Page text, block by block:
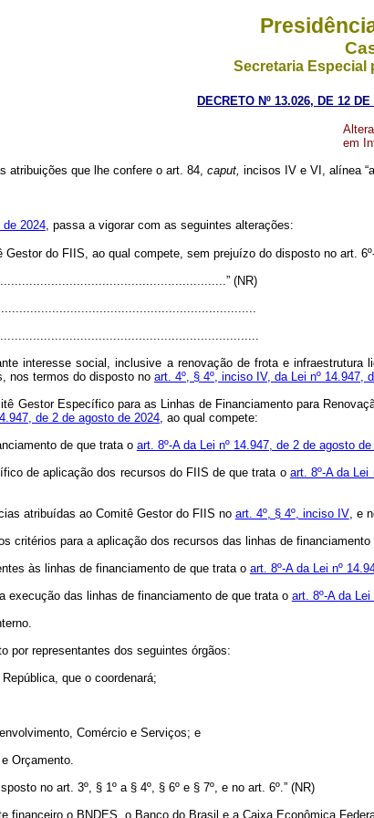
Secretaria
DECRETO Nº 13.026, DE 12
em
atribuições que lhe confere o art. 84, caput, incisos IV e VI, alínea
de 2024, passa a vigorar com as seguintes alterações:
do FIIS, ao qual compete, sem prejuízo do disposto no art.
(NR)
interesse social, inclusive a renovação de frota e infraestrutura
nos termos do disposto no art. 4º, § 4º, inciso IV, da Lei nº 14.947,
Gestor Específico para as Linhas de Financiamento para
de 2 de agosto de 2024, ao qual compete:
de que trata o art. 8º-A da Lei nº 14.947, de 2 de agosto de
de aplicação dos recursos do FIIS de que trata o art. 8º-A da
atribuídas ao Comitê Gestor do FIIS no art. 4º, § 4º, inciso IV, e
critérios para a aplicação dos recursos das linhas de financiamento
às linhas de financiamento de que trata o art. 8º-A da Lei nº
execução das linhas de financiamento de que trata o art. 8º-A da
por representantes dos seguintes órgãos:
que o coordenará;
Comércio e Serviços; e
Orçamento.
no art. 3º, § 1º a § 4º, § 6º e § 7º, e no art. 6º.” (NR)
financeiro o BNDES, o Banco do Brasil e a Caixa Econômica